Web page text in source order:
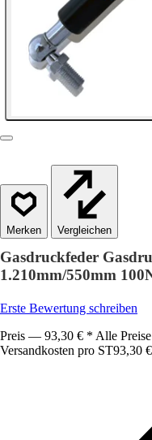
Vergleichen
Gasdruckfeder
1.210mm/550mm
Erste Bewertung schreiben
Preis — 93,30 € * Alle
Versandkosten pro ST93,30 €